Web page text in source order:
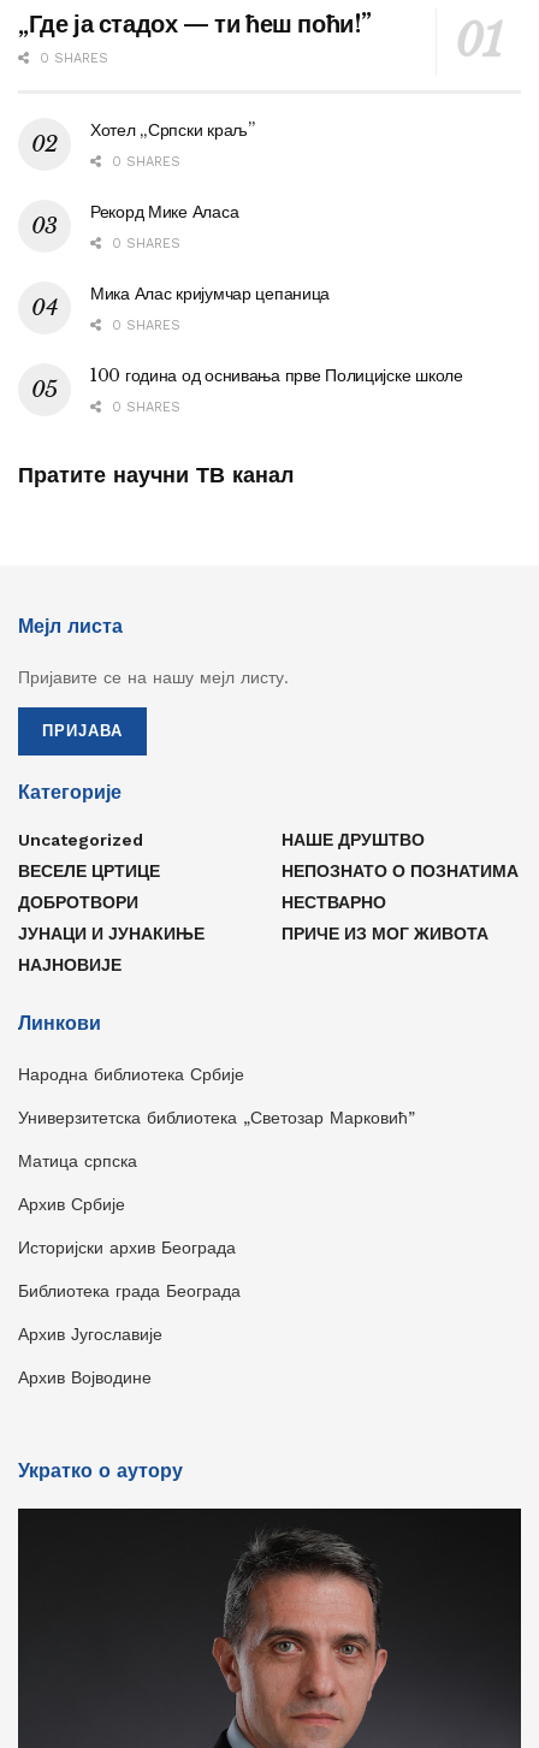
„Где ја стадох — ти ћеш поћи!”
0 SHARES
Хотел „Српски краљ”
0 SHARES
Рекорд Мике Аласа
0 SHARES
Мика Алас кријумчар цепаница
0 SHARES
100 година од оснивања прве Полицијске школе
0 SHARES
Пратите научни ТВ канал
Мејл листа
Пријавите се на нашу мејл листу.
ПРИЈАВА
Категорије
Uncategorized
ВЕСЕЛЕ ЦРТИЦЕ
ДОБРОТВОРИ
ЈУНАЦИ И ЈУНАКИЊЕ
НАЈНОВИЈЕ
НАШЕ ДРУШТВО
НЕПОЗНАТО О ПОЗНАТИМА
НЕСТВАРНО
ПРИЧЕ ИЗ МОГ ЖИВОТА
Линкови
Народна библиотека Србије
Универзитетска библиотека „Светозар Марковић”
Матица српска
Архив Србије
Историјски архив Београда
Библиотека града Београда
Архив Југославије
Архив Војводине
Укратко о аутору